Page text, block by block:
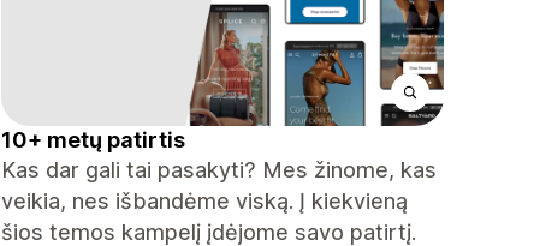
10+ metų patirtis
Kas dar gali tai pasakyti? Mes žinome, kas
veikia, nes išbandėme viską. Į kiekvieną
šios temos kampelį įdėjome savo patirtį.